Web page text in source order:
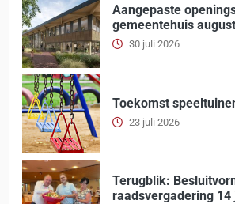
Aangepaste
gemeentehuis
30 juli 2026
Toekomst
23 juli 2026
Terugblik:
raadsvergadering 14